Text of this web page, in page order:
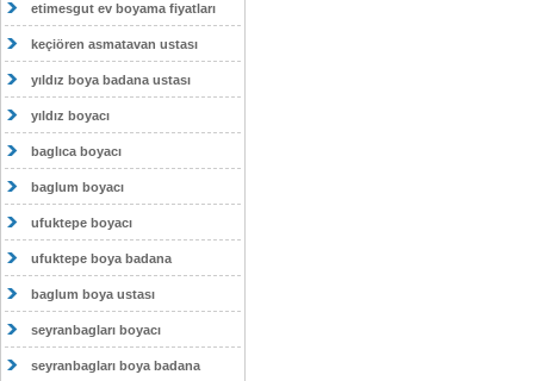
etimesgut ev boyama fiyatları
keçiören asmatavan ustası
yıldız boya badana ustası
yıldız boyacı
baglıca boyacı
baglum boyacı
ufuktepe boyacı
ufuktepe boya badana
baglum boya ustası
seyranbagları boyacı
seyranbagları boya badana